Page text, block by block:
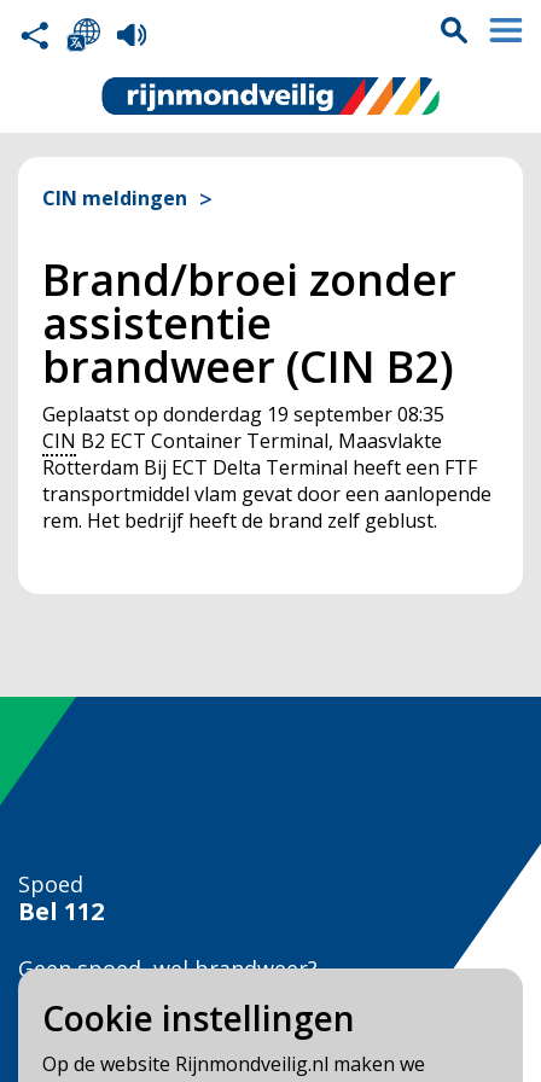
Cookie instellingen
Op de website Rijnmondveilig.nl maken we
CIN meldingen
Brand/broei zonder
assistentie
brandweer (CIN B2)
Geplaatst op donderdag 19 september 08:35
CIN B2 ECT Container Terminal, Maasvlakte
Rotterdam Bij ECT Delta Terminal heeft een FTF
transportmiddel vlam gevat door een aanlopende
rem. Het bedrijf heeft de brand zelf geblust.
Spoed
Bel 112
Geen spoed, wel brandweer?
Bel
Veilig Leven?